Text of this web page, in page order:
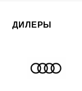
ДИЛЕРЫ